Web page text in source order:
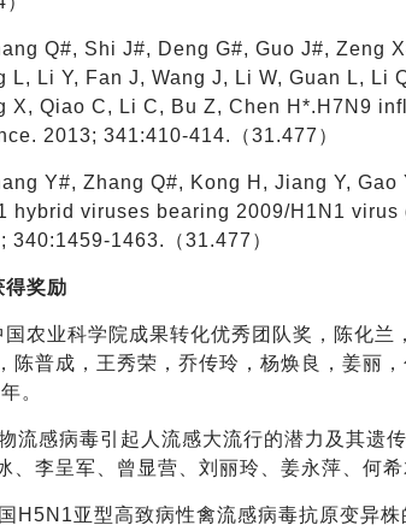
Q#, Shi J#, Deng G#, Guo J#, Zeng
L, Li Y, Fan J, Wang J, Li W, Guan L, Li
X, Qiao C, Li C, Bu Z, Chen H*.H7N9
2013; 341:410-414.（31.477）
Y#, Zhang Q#, Kong H, Jiang Y,
hybrid viruses bearing 2009/H1N1
340:1459-1463.（31.477）
得奖励
国农业科学院成果转化优秀团队奖，陈化
陈普成，王秀荣，乔传玲，杨焕良，姜丽
。
流感病毒引起人流感大流行的潜力及其遗
、李呈军、曾显营、刘丽玲、姜永萍、何
H5N1亚型高致病性禽流感病毒抗原变异